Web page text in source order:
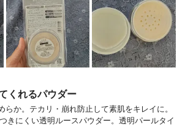
くれるパウダー
らか。テカリ・崩れ防止して素肌をキレイに。
きにくい透明ルースパウダー。透明パールタイ